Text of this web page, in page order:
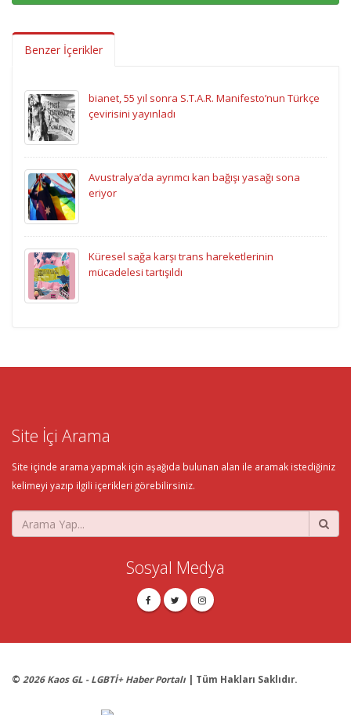
Benzer İçerikler
bianet, 55 yıl sonra S.T.A.R. Manifesto’nun Türkçe
çevirisini yayınladı
Avustralya’da ayrımcı kan bağışı yasağı sona
eriyor
Küresel sağa karşı trans hareketlerinin
mücadelesi tartışıldı
Site İçi Arama
Site içinde arama yapmak için aşağıda bulunan alan ile aramak istediğiniz
kelimeyi yazıp ilgili içerikleri görebilirsiniz.
Sosyal Medya
© 2026 Kaos GL - LGBTİ+ Haber Portalı | Tüm Hakları Saklıdır.